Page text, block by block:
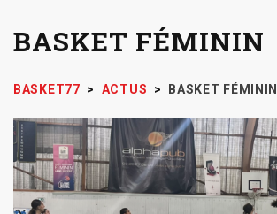
BASKET FÉMININ
BASKET77 > ACTUS > BASKET FÉMININ